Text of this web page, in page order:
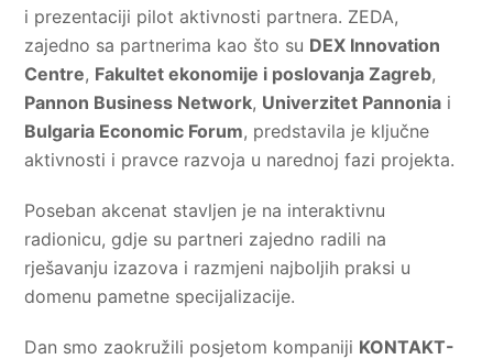
i prezentaciji pilot aktivnosti partnera. ZEDA,
zajedno sa partnerima kao što su DEX Innovation
Centre, Fakultet ekonomije i poslovanja Zagreb,
Pannon Business Network, Univerzitet Pannonia i
Bulgaria Economic Forum, predstavila je ključne
aktivnosti i pravce razvoja u narednoj fazi projekta.
Poseban akcenat stavljen je na interaktivnu
radionicu, gdje su partneri zajedno radili na
rješavanju izazova i razmjeni najboljih praksi u
domenu pametne specijalizacije.
Dan smo zaokružili posjetom kompaniji KONTAKT-